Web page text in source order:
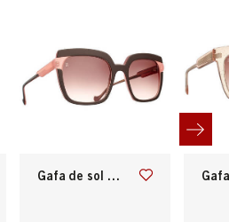
gafa de sol caroline abram gafa de